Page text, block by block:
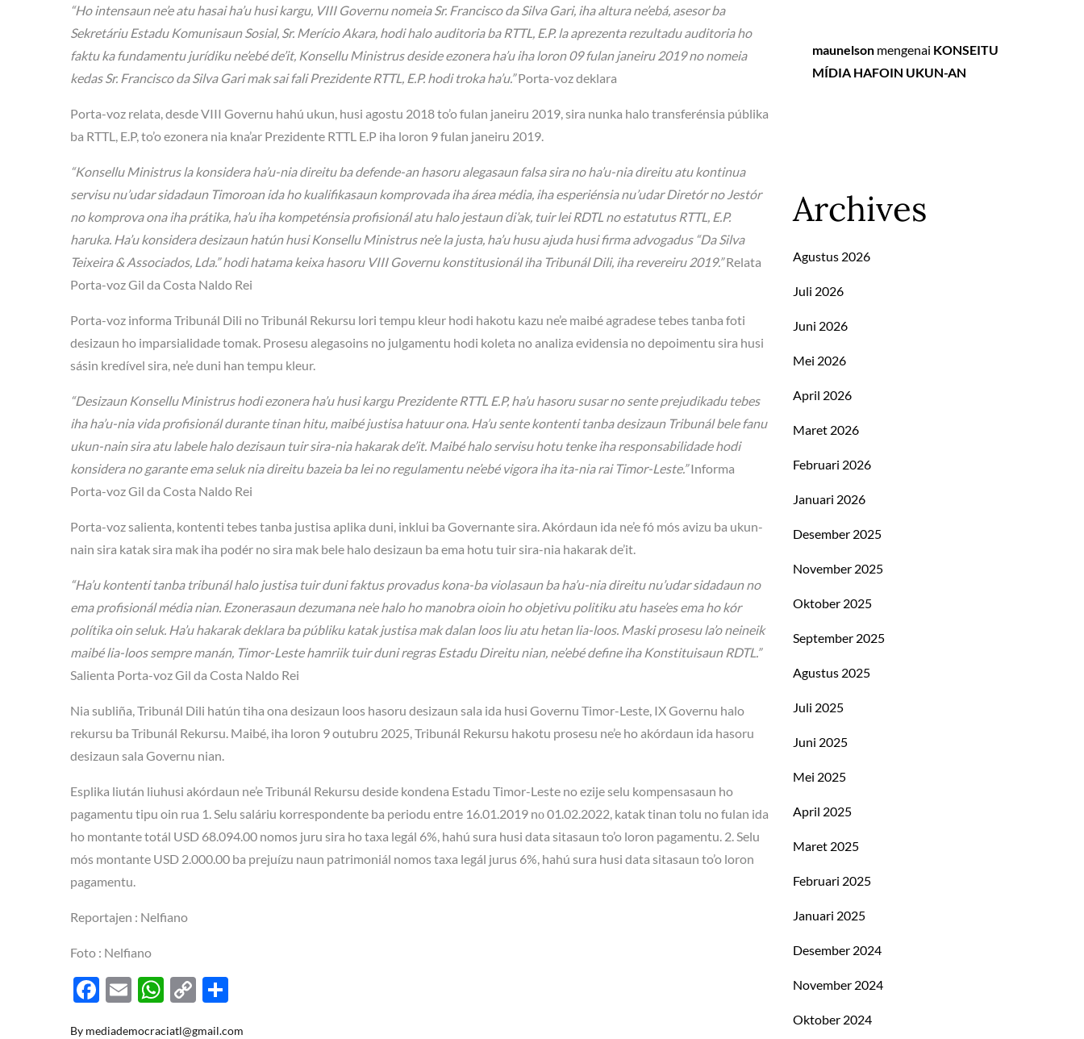
“Ho intensaun ne’e atu hasai ha’u husi kargu, VIII Governu nomeia Sr. Francisco da Silva Gari, iha altura ne’ebá, asesor ba
Sekretáriu Estadu Komunisaun Sosial, Sr. Merício Akara, hodi halo auditoria ba RTTL, E.P. la aprezenta rezultadu auditoria ho
faktu ka fundamentu jurídiku ne’ebé de’it, Konsellu Ministrus deside ezonera ha’u iha loron 09 fulan janeiru 2019 no nomeia
kedas Sr. Francisco da Silva Gari mak sai fali Prezidente RTTL, E.P. hodi troka ha’u.”Porta-voz deklara
Porta-voz relata, desde VIII Governu hahú ukun, husi agostu 2018 to’o fulan janeiru 2019, sira nunka halo transferénsia públika
ba RTTL, E.P, to’o ezonera nia kna’ar Prezidente RTTL E.P iha loron 9 fulan janeiru 2019.
“Konsellu Ministrus la konsidera ha’u-nia direitu ba defende-an hasoru alegasaun falsa sira no ha’u-nia direitu atu kontinua
servisu nu’udar sidadaun Timoroan ida ho kualifikasaun komprovada iha área média, iha esperiénsia nu’udar Diretór no Jestór
no komprova ona iha prátika, ha’u iha kompeténsia profisionál atu halo jestaun di’ak, tuir lei RDTL no estatutus RTTL, E.P.
haruka. Ha’u konsidera desizaun hatún husi Konsellu Ministrus ne’e la justa, ha’u husu ajuda husi firma advogadus “Da Silva
Teixeira & Associados, Lda.” hodi hatama keixa hasoru VIII Governu konstitusionál iha Tribunál Dili, iha revereiru 2019.”Relata
Porta-voz Gil da Costa Naldo Rei
Porta-voz informa Tribunál Dili no Tribunál Rekursu lori tempu kleur hodi hakotu kazu ne’e maibé agradese tebes tanba foti
desizaun ho imparsialidade tomak. Prosesu alegasoins no julgamentu hodi koleta no analiza evidensia no depoimentu sira husi
sásin kredível sira, ne’e duni han tempu kleur.
“Desizaun Konsellu Ministrus hodi ezonera ha’u husi kargu Prezidente RTTL E.P, ha’u hasoru susar no sente prejudikadu tebes
iha ha’u-nia vida profisionál durante tinan hitu, maibé justisa hatuur ona. Ha’u sente kontenti tanba desizaun Tribunál bele fanu
ukun-nain sira atu labele halo dezisaun tuir sira-nia hakarak de’it. Maibé halo servisu hotu tenke iha responsabilidade hodi
konsidera no garante ema seluk nia direitu bazeia ba lei no regulamentu ne’ebé vigora iha ita-nia rai Timor-Leste.”Informa
Porta-voz Gil da Costa Naldo Rei
Porta-voz salienta, kontenti tebes tanba justisa aplika duni, inklui ba Governante sira. Akórdaun ida ne’e fó mós avizu ba ukun-
nain sira katak sira mak iha podér no sira mak bele halo desizaun ba ema hotu tuir sira-nia hakarak de’it.
“Ha’u kontenti tanba tribunál halo justisa tuir duni faktus provadus kona-ba violasaun ba ha’u-nia direitu nu’udar sidadaun no
ema profisionál média nian. Ezonerasaun dezumana ne’e halo ho manobra oioin ho objetivu politiku atu hase’es ema ho kór
polítika oin seluk. Ha’u hakarak deklara ba públiku katak justisa mak dalan loos liu atu hetan lia-loos. Maski prosesu la’o neineik
maibé lia-loos sempre manán, Timor-Leste hamriik tuir duni regras Estadu Direitu nian, ne’ebé define iha Konstituisaun RDTL.”
Salienta Porta-voz Gil da Costa Naldo Rei
Nia subliña, Tribunál Dili hatún tiha ona desizaun loos hasoru desizaun sala ida husi Governu Timor-Leste, IX Governu halo
rekursu ba Tribunál Rekursu. Maibé, iha loron 9 outubru 2025, Tribunál Rekursu hakotu prosesu ne’e ho akórdaun ida hasoru
desizaun sala Governu nian.
Esplika liután liuhusi akórdaun ne’e Tribunál Rekursu deside kondena Estadu Timor-Leste no ezije selu kompensasaun ho
pagamentu tipu oin rua 1. Selu saláriu korrespondente ba periodu entre 16.01.2019 nо 01.02.2022, katak tinan tolu no fulan ida
ho montante totál USD 68.094.00 nomos juru sira ho taxa legál 6%, hahú sura husi data sitasaun to’o loron pagamentu. 2. Selu
mós montante USD 2.000.00 ba prejuízu naun patrimoniál nomos taxa legál jurus 6%, hahú sura husi data sitasaun to’o loron
pagamentu.
Reportajen : Nelfiano
Foto : Nelfiano
F
E
W C
By mediademocraciatl@gmail.com
maunelson mengenai KONSEITU
MÍDIA HAFOIN UKUN-AN
Archives
Agustus 2026
Juli 2026
Juni 2026
Mei 2026
April 2026
Maret 2026
Februari 2026
Januari 2026
Desember 2025
November 2025
Oktober 2025
September 2025
Agustus 2025
Juli 2025
Juni 2025
Mei 2025
April 2025
Maret 2025
Februari 2025
Januari 2025
Desember 2024
November 2024
Oktober 2024